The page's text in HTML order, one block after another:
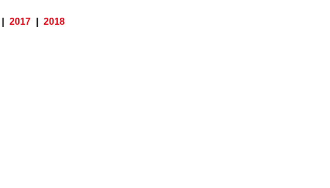
2017 2018